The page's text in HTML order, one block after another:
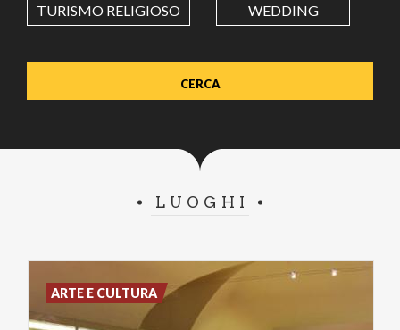
Value in decimal degrees. Use dot (.) as decimal separator.
TURISMO RELIGIOSO WEDDING
LUOGHI
ARTE E CULTURA